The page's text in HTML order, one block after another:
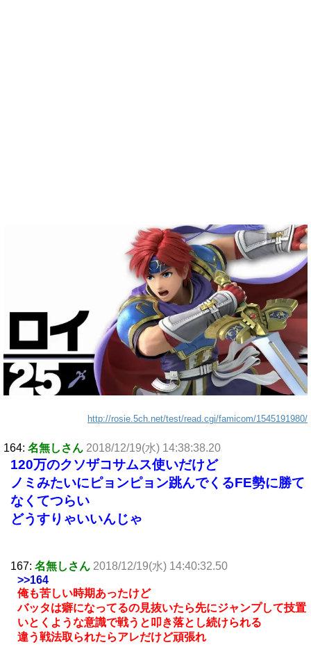
http://rosie.5ch.net/test/read.cgi/famicom/1545191980/
164: 名無しさん 2018/12/19(水) 14:38:38.20
120万のクソザコサムス使いだけど
ノミみたいにピョンピョン跳んでくるFE勢に勝て
なくてつらい
どうすりゃいいんじゃ
167: 名無しさん 2018/12/19(水) 14:40:32.50
>>164
俺も苦しい時期あったけど
バッタは癖になってるの見抜いたら先にジャンプして技置
いとくような意識で戦うと叩き落とし続けられる
違う戦法取られたらアレだけど頑張れ